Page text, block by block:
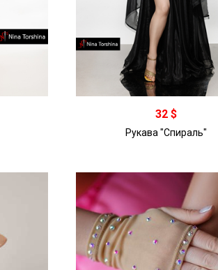
32 $
Рукава "Спираль"